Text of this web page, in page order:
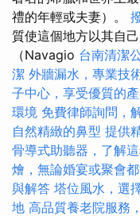
禮的年輕或夫妻）。
質使這個地方以其自
（Navagio 台南清潔
潔 外牆漏水，專業技
子中心，享受優質的
環境 免費律師詢問，
自然精緻的鼻型 提供
骨導式助聽器，了解
燴，無論婚宴或聚會
與解答 塔位風水，選
地 高品質養老院服務